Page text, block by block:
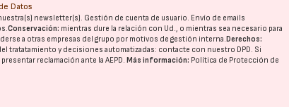
Datos
newsletter(s). Gestión de cuenta de usuario. Envío de emails
Conservación: mientras dure la relación con Ud., o mientras sea necesario para
a otras empresas del grupo por motivos de gestión interna.Derechos:
tratatamiento y decisiones automatizadas: contacte con nuestro DPD. Si
presentar reclamación ante laAEPD.Más información: Política de Protección de